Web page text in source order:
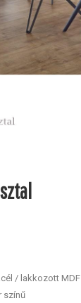
/ lakkozott MDF
színű